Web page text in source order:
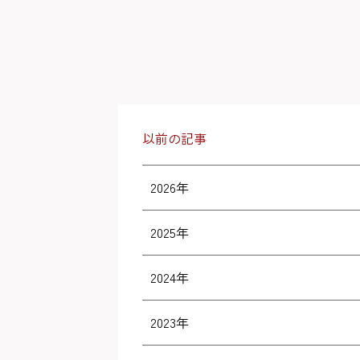
以前の記事
2026年
2025年
2024年
2023年